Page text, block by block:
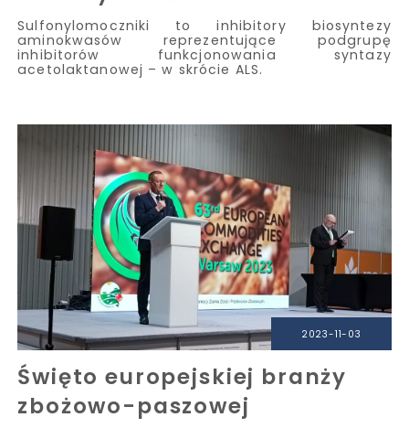
Sulfonylomoczniki to inhibitory biosyntezy
aminokwasów reprezentujące podgrupę
inhibitorów funkcjonowania syntazy
acetolaktanowej – w skrócie ALS.
2023-11-03
Święto europejskiej branży
zbożowo-paszowej